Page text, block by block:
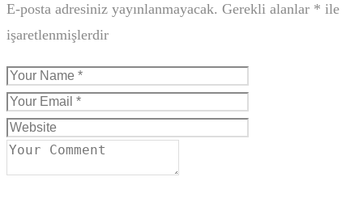
E-posta adresiniz yayınlanmayacak. Gerekli alanlar * ile
işaretlenmişlerdir